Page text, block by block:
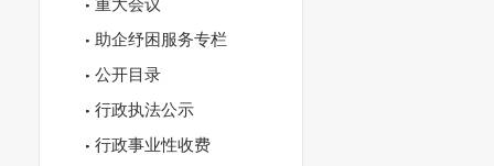
重大会议
助企纾困服务专栏
公开目录
行政执法公示
行政事业性收费